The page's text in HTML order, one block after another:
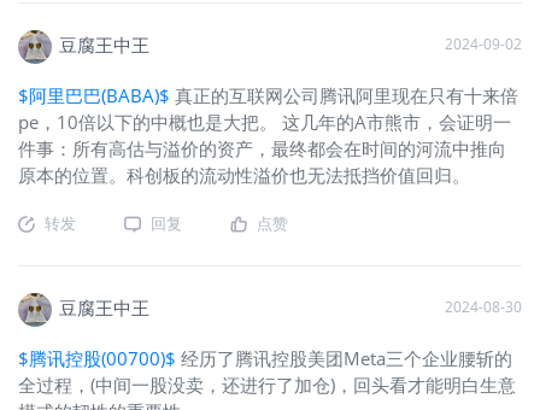
豆腐王中王 2024-09-02
$阿里巴巴(BABA)$ 真正的互联网公司腾讯阿里现在只有十来倍
pe，10倍以下的中概也是大把。 这几年的A市熊市，会证明一
件事：所有高估与溢价的资产，最终都会在时间的河流中推向
原本的位置。科创板的流动性溢价也无法抵挡价值回归。
转发 回复 点赞
豆腐王中王 2024-08-30
$腾讯控股(00700)$ 经历了腾讯控股美团Meta三个企业腰斩的
全过程，(中间一股没卖，还进行了加仓)，回头看才能明白生意